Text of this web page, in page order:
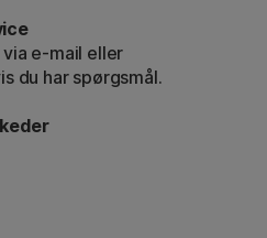
via e-mail eller
du har spørgsmål.